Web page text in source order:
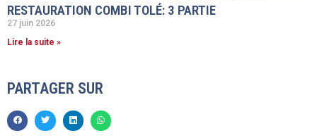
RESTAURATION COMBI TOLÉ: 3 PARTIE
27 juin 2026
Lire la suite »
PARTAGER SUR